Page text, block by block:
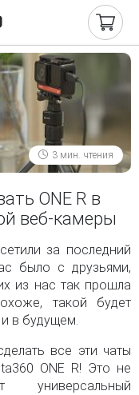
3 мин. чтения
ONE R в
веб-камеры
за последний
было с друзьями,
из нас так прошла
такой будет
в будущем.
все эти чаты
ONE R! Это не